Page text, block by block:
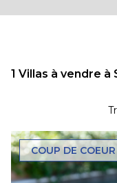
1 Villas à vendre à
COUP DE COEUR